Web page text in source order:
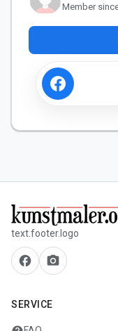
Member
text.footer.logo
facebook camera_alt
SERVICE